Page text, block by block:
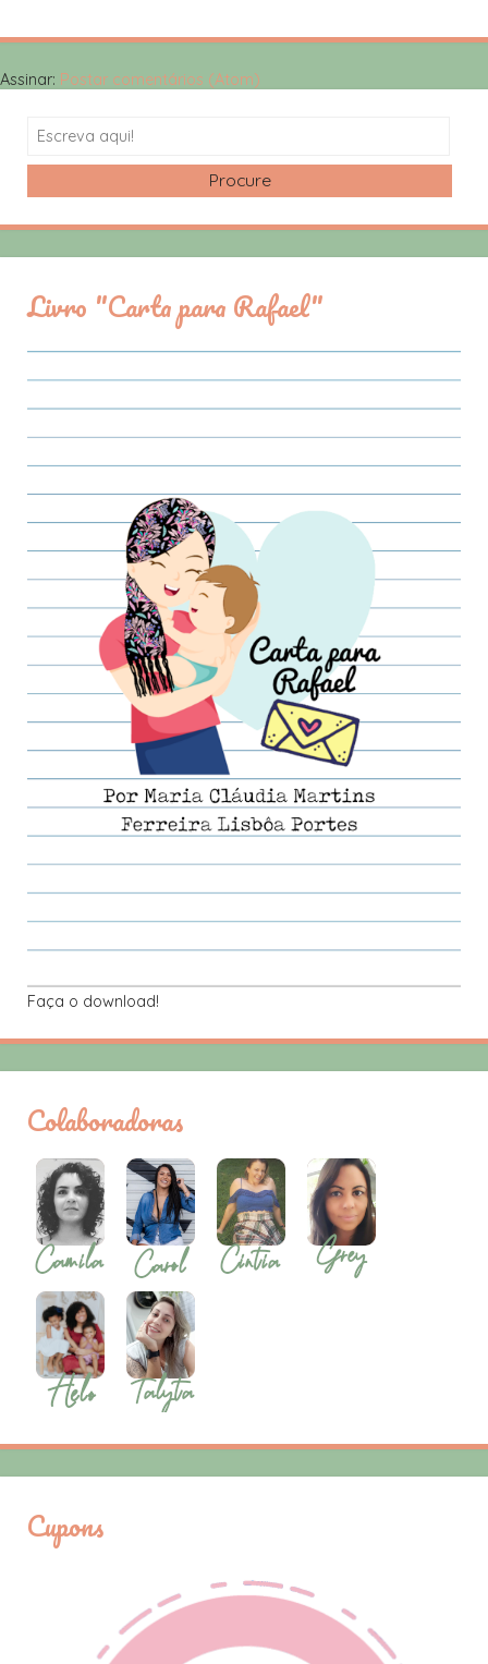
Assinar: Postar comentários (Atom)
Search
Livro "Carta para Rafael"
Faça o download!
Colaboradoras
Cupons